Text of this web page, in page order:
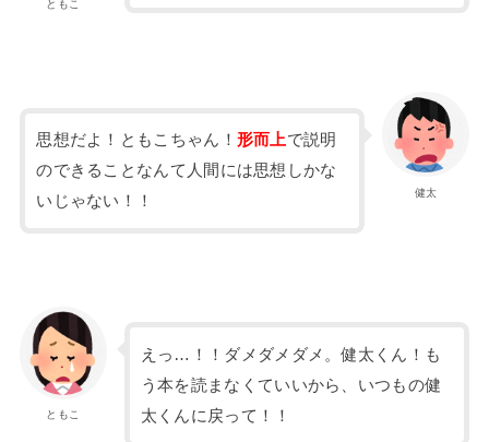
ともこ
健太
思想だよ！ともこちゃん！ 形而上で説明
のできることなんて人間には思想しかな
いじゃない！！
ともこ
えっ…！！ダメダメダメ。健太くん！も
う本を読まなくていいから、いつもの健
太くんに戻って！！